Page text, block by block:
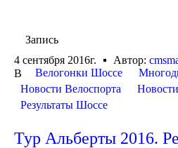
Запись
4 сентября 2016г.
Автор:
В
Велогонки Шоссе
Новости Велоспорта
Результаты Шоссе
Тур Альберты 2016.